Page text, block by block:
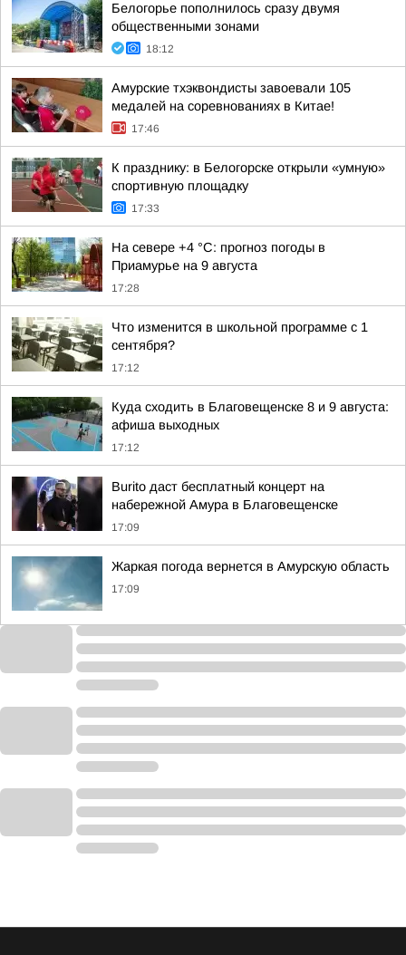
Белогорье пополнилось сразу двумя
общественными зонами
18:12
Амурские тхэквондисты завоевали 105
медалей на соревнованиях в Китае!
17:46
К празднику: в Белогорске открыли «умную»
спортивную площадку
17:33
На севере +4 °С: прогноз погоды в
Приамурье на 9 августа
17:28
Что изменится в школьной программе с 1
сентября?
17:12
Куда сходить в Благовещенске 8 и 9 августа:
афиша выходных
17:12
Burito даст бесплатный концерт на
набережной Амура в Благовещенске
17:09
Жаркая погода вернется в Амурскую область
17:09